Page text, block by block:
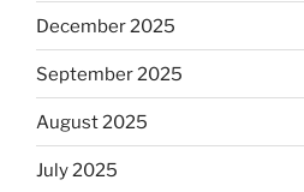
December 2025
September 2025
August 2025
July 2025